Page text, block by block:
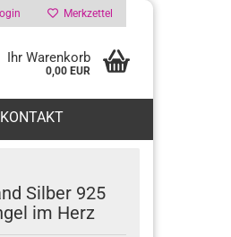
Merkzettel
Ihr Warenkorb
0,00 EUR
KONTAKT
Silber 925
im Herz